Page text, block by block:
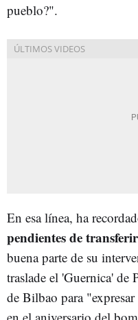
pueblo?".
En esa línea, ha
pendientes de transferir
buena parte de su
traslade el 'Guernica' de
de Bilbao para